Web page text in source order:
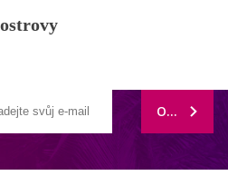
ODEBÍRAT